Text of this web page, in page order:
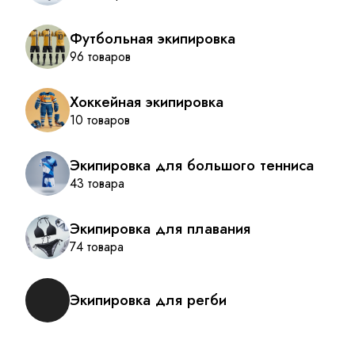
Футбольная экипировка
96 товаров
Хоккейная экипировка
10 товаров
Экипировка для большого тенниса
43 товара
Экипировка для плавания
74 товара
Экипировка для регби